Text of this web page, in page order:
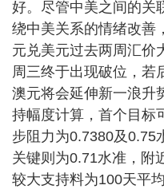
好。尽管中美之间的关
绕中美关系的情绪改善
元兑美元过去两周汇价
周三终于出现破位，若
澳元将会延伸新一浪升
持幅度计算，首个目标
步阻力为0.7380及0.75
关键则为0.71水准，附
较大支持料为100天平